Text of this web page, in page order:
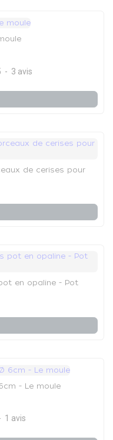
- 3 avis
de cerises pour
en opaline - Pot
- Le moule
1 avis